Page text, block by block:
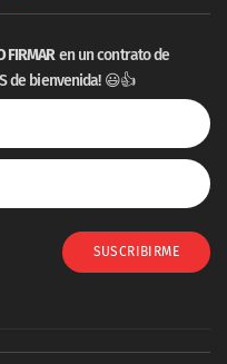
FIRMARen un contrato de
de bienvenida! 😃👍
SUSCRIBIRME